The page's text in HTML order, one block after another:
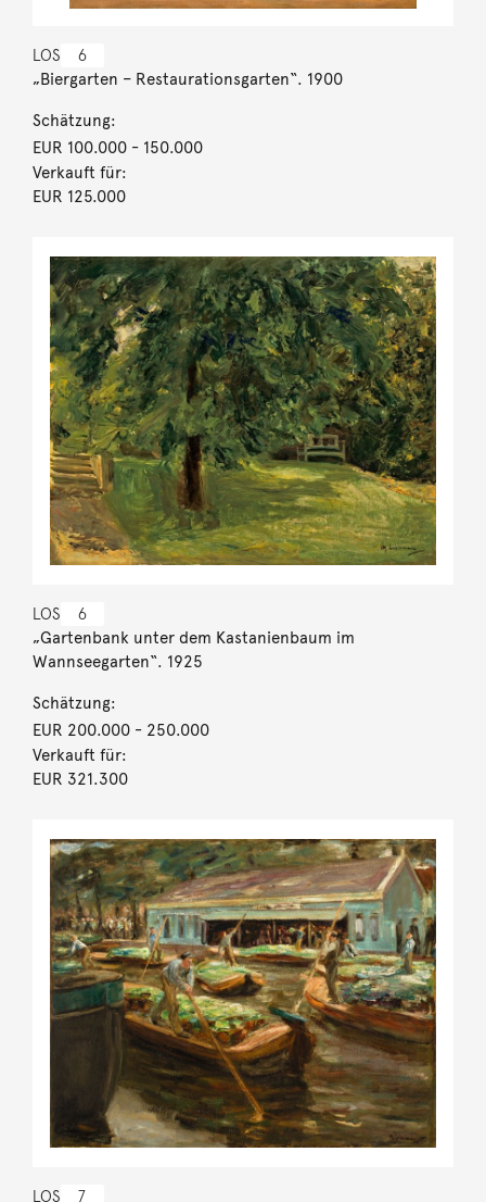
LOS 6
„Biergarten – Restaurationsgarten“. 1900
Schätzung:
EUR 100.000- 150.000
Verkauft für:
EUR 125.000
LOS 6
„Gartenbank unter dem Kastanienbaum im
Wannseegarten“. 1925
Schätzung:
EUR 200.000- 250.000
Verkauft für:
EUR 321.300
LOS 7